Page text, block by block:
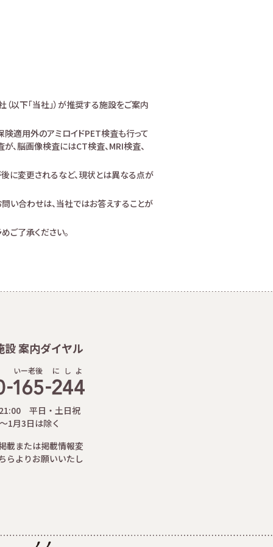
以下「当社」）が推奨する施設をご案内
適用外のアミロイドPET検査も行って
、脳画像検査にはCT検査、MRI検査、
に変更されるなど、現状とは異なる点が
い合わせは、当社ではお答えすることが
ご了承ください。
案内ダイヤル
いー老後 に し よ
平日・土日祝
1月3日は除く
載または掲載情報変
らよりお願いいたし